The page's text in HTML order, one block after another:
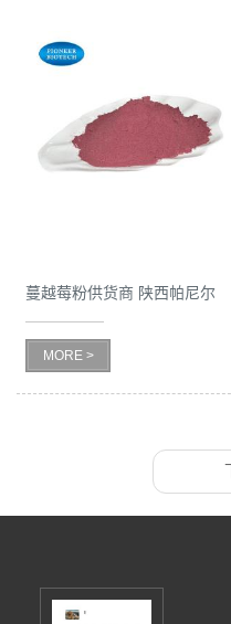
蔓越莓粉供货商 陕西帕尼尔
MORE >